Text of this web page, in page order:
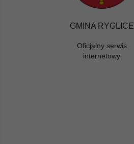
GMINA RYGLICE
Oficjalny serwis
internetowy